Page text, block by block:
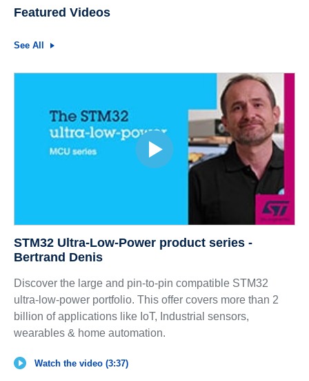
Featured Videos
See All
STM32 Ultra-Low-Power product series -
Bertrand Denis
Discover the large and pin-to-pin compatible STM32
ultra-low-power portfolio. This offer covers more than 2
billion of applications like IoT, Industrial sensors,
wearables & home automation.
Watch the video (3:37)